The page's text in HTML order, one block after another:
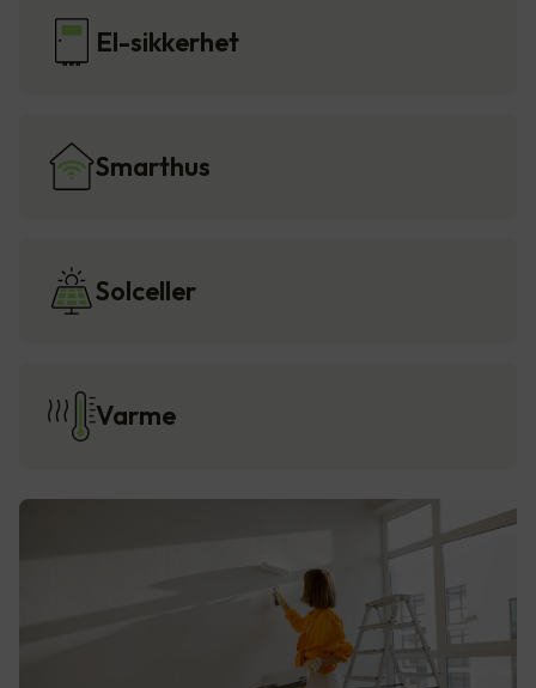
El-sikkerhet
Smarthus
Solceller
Varme